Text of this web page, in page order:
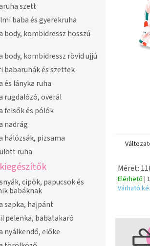
szett
baba és gyerekruha
body, kombidressz hosszú
body, kombidressz rövid ujjú
babaruhák és szettek
és lányka ruha
rugdalózó, overál
felsők és pólók
nadrág
hálózsák, pizsama
ruha
cipők, papucsok és
babáknak
sapka, hajpánt
pelenka, babatakaró
nyálkendő, előke
Méret:
Elérhető |
Várható